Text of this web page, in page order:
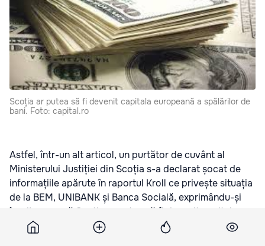
Scoția ar putea să fi devenit capitala europeană a spălărilor de
bani. Foto: capital.ro
Astfel, într-un alt articol, un purtător de cuvânt al
Ministerului Justiției din Scoția s-a declarat șocat de
informațiile apărute în raportul Kroll ce privește situația
de la BEM, UNIBANK și Banca Socială, exprimându-și
îngrijorarea că Scoția ar putea să fi devenit capitala
europeană a spălărilor de bani, transmite UNIMEDIA cu